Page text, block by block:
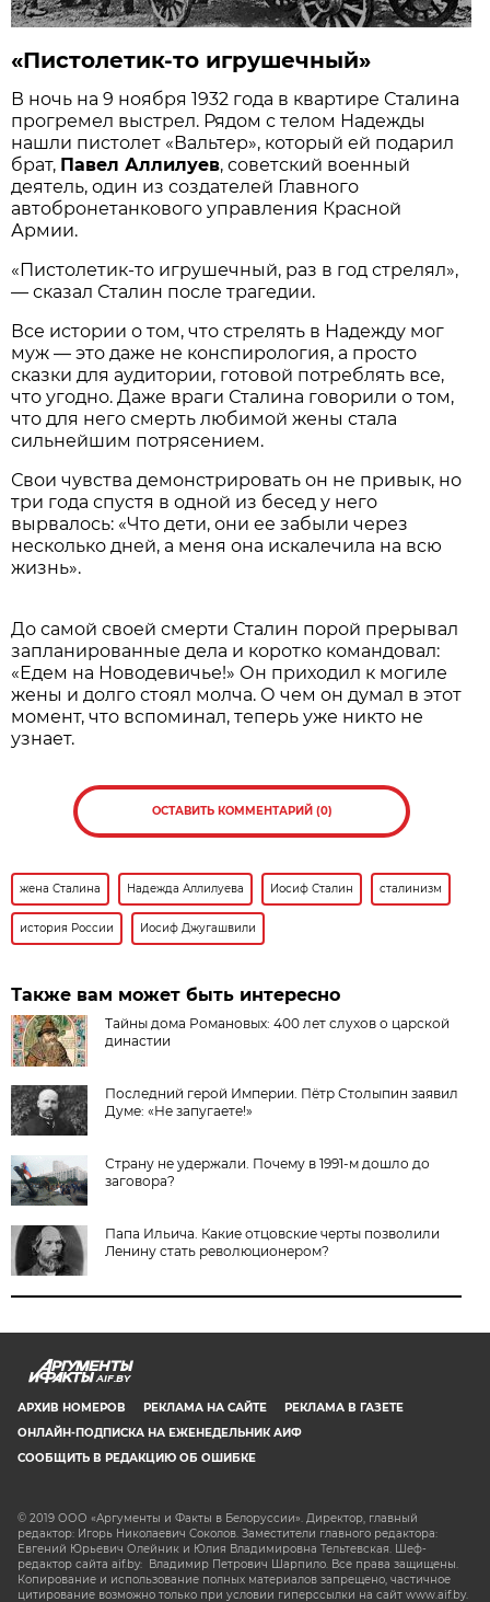
«Пистолетик-то игрушечный»
В ночь на 9 ноября 1932 года в квартире Сталина
прогремел выстрел. Рядом с телом Надежды
нашли пистолет «Вальтер», который ей подарил
брат, Павел Аллилуев, советский военный
деятель, один из создателей Главного
автобронетанкового управления Красной
Армии.
«Пистолетик-то игрушечный, раз в год стрелял»,
— сказал Сталин после трагедии.
Все истории о том, что стрелять в Надежду мог
муж — это даже не конспирология, а просто
сказки для аудитории, готовой потреблять все,
что угодно. Даже враги Сталина говорили о том,
что для него смерть любимой жены стала
сильнейшим потрясением.
Свои чувства демонстрировать он не привык, но
три года спустя в одной из бесед у него
вырвалось: «Что дети, они ее забыли через
несколько дней, а меня она искалечила на всю
жизнь».
До самой своей смерти Сталин порой прерывал
запланированные дела и коротко командовал:
«Едем на Новодевичье!» Он приходил к могиле
жены и долго стоял молча. О чем он думал в этот
момент, что вспоминал, теперь уже никто не
узнает.
ОСТАВИТЬ КОММЕНТАРИЙ (0)
жена Сталина Надежда Аллилуева Иосиф Сталин сталинизм
история России Иосиф Джугашвили
Также вам может быть интересно
Тайны дома Романовых: 400 лет слухов о царской
династии
Последний герой Империи. Пётр Столыпин заявил
Думе: «Не запугаете!»
Страну не удержали. Почему в 1991-м дошло до
заговора?
Папа Ильича. Какие отцовские черты позволили
Ленину стать революционером?
AIF.BY
АРХИВ НОМЕРОВ РЕКЛАМА НА САЙТЕ
РЕКЛАМА В ГАЗЕТЕ
ОНЛАЙН-ПОДПИСКА НА ЕЖЕНЕДЕЛЬНИК АИФ
СООБЩИТЬ В РЕДАКЦИЮ ОБ ОШИБКЕ
© 2019 ООО «Аргументы и Факты в Белоруссии». Директор, главный
редактор: Игорь Николаевич Соколов. Заместители главного редактора:
Евгений Юрьевич Олейник и Юлия Владимировна Тельтевская. Шеф-
редактор сайта aif.by: Владимир Петрович Шарпило. Все права защищены.
Копирование и использование полных материалов запрещено, частичное
цитирование возможно только при условии гиперссылки на сайт www.aif.by.